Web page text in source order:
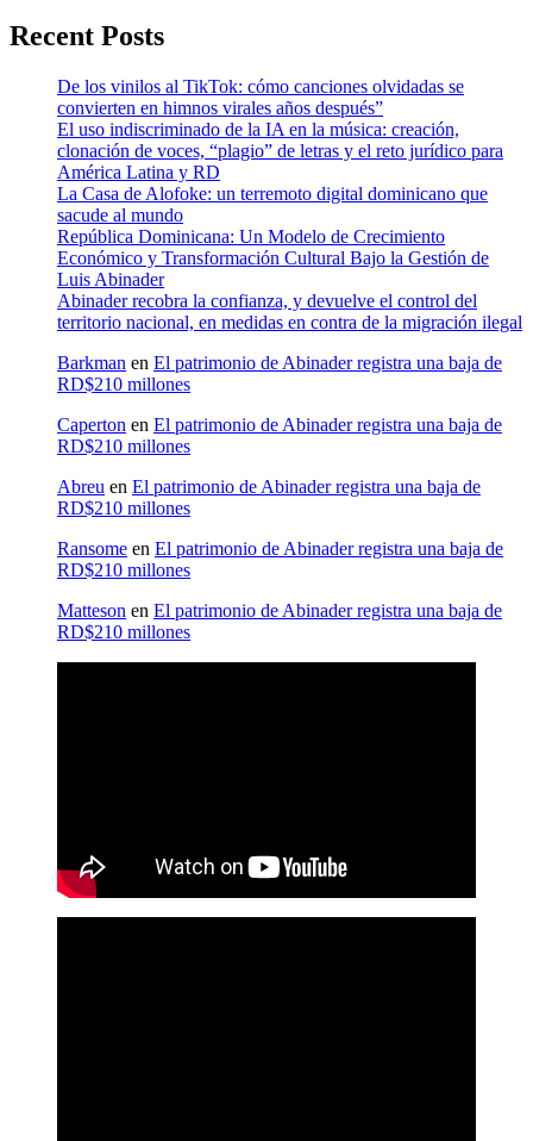
Recent Posts
De los vinilos al TikTok: cómo canciones olvidadas se
convierten en himnos virales años después”
El uso indiscriminado de la IA en la música: creación,
clonación de voces, “plagio” de letras y el reto jurídico para
América Latina y RD
La Casa de Alofoke: un terremoto digital dominicano que
sacude al mundo
República Dominicana: Un Modelo de Crecimiento
Económico y Transformación Cultural Bajo la Gestión de
Luis Abinader
Abinader recobra la confianza, y devuelve el control del
territorio nacional, en medidas en contra de la migración ilegal
Barkman en El patrimonio de Abinader registra una baja de
RD$210 millones
Caperton en El patrimonio de Abinader registra una baja de
RD$210 millones
Abreu en El patrimonio de Abinader registra una baja de
RD$210 millones
Ransome en El patrimonio de Abinader registra una baja de
RD$210 millones
Matteson en El patrimonio de Abinader registra una baja de
RD$210 millones